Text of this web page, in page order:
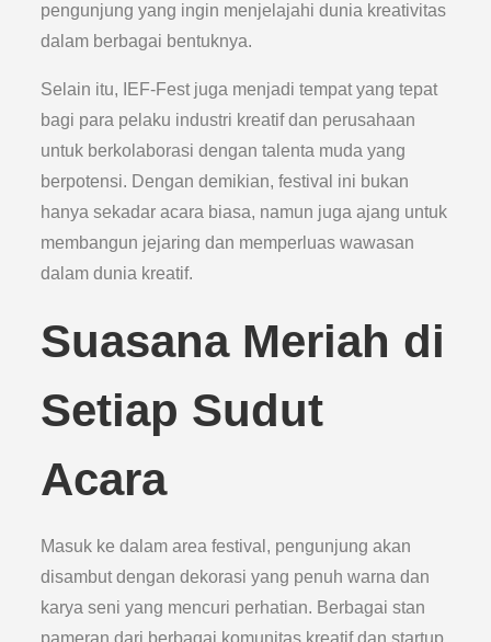
pengunjung yang ingin menjelajahi dunia kreativitas
dalam berbagai bentuknya.
Selain itu, IEF-Fest juga menjadi tempat yang tepat
bagi para pelaku industri kreatif dan perusahaan
untuk berkolaborasi dengan talenta muda yang
berpotensi. Dengan demikian, festival ini bukan
hanya sekadar acara biasa, namun juga ajang untuk
membangun jejaring dan memperluas wawasan
dalam dunia kreatif.
Suasana Meriah di
Setiap Sudut
Acara
Masuk ke dalam area festival, pengunjung akan
disambut dengan dekorasi yang penuh warna dan
karya seni yang mencuri perhatian. Berbagai stan
pameran dari berbagai komunitas kreatif dan startup